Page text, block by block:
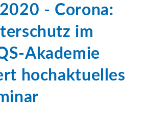
- Corona:
im
Akademie
hochaktuelles